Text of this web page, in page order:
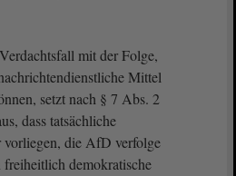
mit der Folge,
Mittel
setzt nach § 7 Abs. 2
dass tatsächliche
die AfD verfolge
freiheitlich demokratische